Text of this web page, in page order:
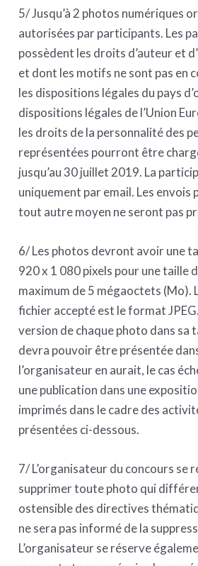
5/ Jusqu’à 2 photos numériques
autorisées par participants. Les
possèdent les droits d’auteur et
et dont les motifs ne sont pas en
les dispositions légales du pays
dispositions légales de l’Union
les droits de la personnalité des
représentées pourront être
jusqu’au 30 juillet 2019. La
uniquement par email. Les envois
tout autre moyen ne seront pas
6/ Les photos devront avoir une
920 x 1 080 pixels pour une taille
maximum de 5 mégaoctets (Mo).
fichier accepté est le format
version de chaque photo dans sa
devra pouvoir être présentée
l’organisateur en aurait, le cas
une publication dans une
imprimés dans le cadre des
présentées ci-dessous.
7/ L’organisateur du concours se
supprimer toute photo qui
ostensible des directives
ne sera pas informé de la
L’organisateur se réserve